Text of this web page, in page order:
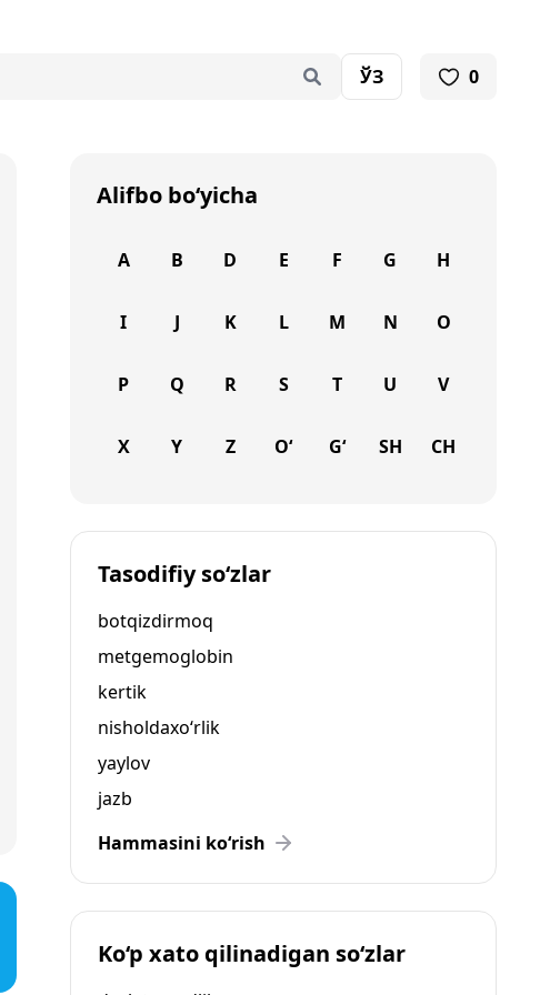
ЎЗ 0
Alifbo bo‘yicha
A B D E F G H
I J K L M N O
P Q R S T U V
X Y Z O‘ G‘ SH CH
Tasodifiy so‘zlar
botqizdirmoq
metgemoglobin
kertik
nisholdaxo‘rlik
yaylov
jazb
Hammasini ko‘rish
Ko‘p xato qilinadigan so‘zlar